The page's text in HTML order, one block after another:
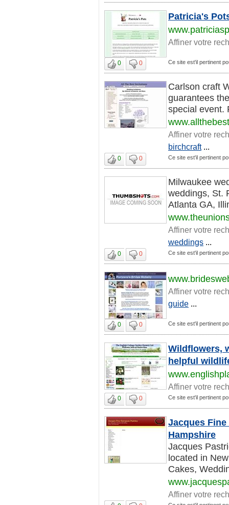
Patricia's
Affiner votre
0 0 Ce site est'il pertinent
Carlson craft
guarantees
special event.
Affiner votre
birchcraft...
0 0 Ce site est'il pertinent
Milwaukee
weddings, St.
Atlanta GA,
Affiner votre
weddings ...
0 0 Ce site est'il pertinent
Affiner votre
guide ...
0 0 Ce site est'il pertinent
Wildflowers,
helpful
Affiner votre
0 0 Ce site est'il pertinent
Jacques Fine
Hampshire
Jacques
located in
Cakes,
Affiner votre